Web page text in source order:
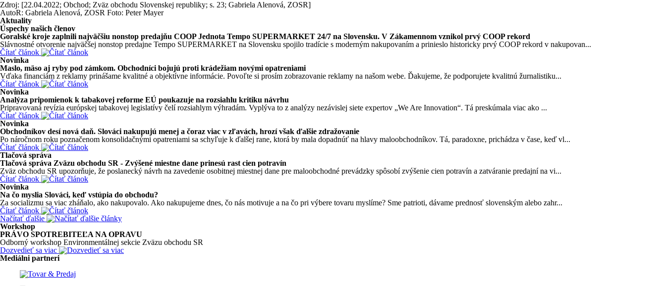
Zdroj: [22.04.2022; Obchod; Zväz obchodu Slovenskej republiky; s. 23; Gabriela Alenová, ZOSR]
AutoR: Gabriela Alenová, ZOSR Foto: Peter Mayer
Aktuality
Úspechy našich členov
Goralské kroje zaplnili najväčšiu nonstop predajňu COOP Jednota Tempo SUPERMARKET 24/7 na Slovensku. V Zákamennom vznikol prvý COOP rekord
Slávnostné otvorenie najväčšej nonstop predajne Tempo SUPERMARKET na Slovensku spojilo tradície s moderným nakupovaním a prinieslo historicky prvý COOP rekord v nakupovan...
Čítať článok
Novinka
Maslo, mäso aj ryby pod zámkom. Obchodníci bojujú proti krádežiam novými opatreniami
Vďaka financiám z reklamy prinášame kvalitné a objektívne informácie. Povoľte si prosím zobrazovanie reklamy na našom webe. Ďakujeme, že podporujete kvalitnú žurnalistiku...
Čítať článok
Novinka
Analýza pripomienok k tabakovej reforme EÚ poukazuje na rozsiahlu kritiku návrhu
Pripravovaná revízia európskej tabakovej legislatívy čelí rozsiahlym výhradám. Vyplýva to z analýzy nezávislej siete expertov „We Are Innovation“. Tá preskúmala viac ako ...
Čítať článok
Novinka
Obchodníkov desí nová daň. Slováci nakupujú menej a čoraz viac v zľavách, hrozí však ďalšie zdražovanie
Po náročnom roku poznačenom konsolidačnými opatreniami sa schyľuje k ďalšej rane, ktorá by mala dopadnúť na hlavy maloobchodníkov. Tá, paradoxne, prichádza v čase, keď vl...
Čítať článok
Tlačová správa
Tlačová správa Zväzu obchodu SR - Zvýšené miestne dane prinesú rast cien potravín
Zväz obchodu SR upozorňuje, že poslanecký návrh na zavedenie osobitnej miestnej dane pre maloobchodné prevádzky spôsobí zvýšenie cien potravín a zatváranie predajní na vi...
Čítať článok
Novinka
Na čo myslia Slováci, keď vstúpia do obchodu?
Za socializmu sa viac zháňalo, ako nakupovalo. Ako nakupujeme dnes, čo nás motivuje a na čo pri výbere tovaru myslíme? Sme patrioti, dávame prednosť slovenským alebo zahr...
Čítať článok
Načítať ďalšie
Workshop
PRÁVO SPOTREBITEĽA NA OPRAVU
Odborný workshop Environmentálnej sekcie Zväzu obchodu SR
Dozvedieť sa viac
Mediálni partneri